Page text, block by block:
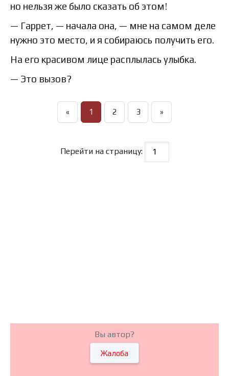
но нельзя же было сказать об этом!
— Гаррет, — начала она, — мне на самом деле
нужно это место, и я собираюсь получить его.
На его красивом лице расплылась улыбка.
— Это вызов?
« 1 2 3 »
Перейти на страницу:
Вы автор?
Жалоба